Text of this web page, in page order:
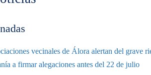
vecinales de Álora alertan del grave
a firmar alegaciones antes del 22 de julio